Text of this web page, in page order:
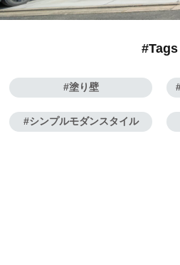
#Tags
塗り壁
シンプルモダンスタイル